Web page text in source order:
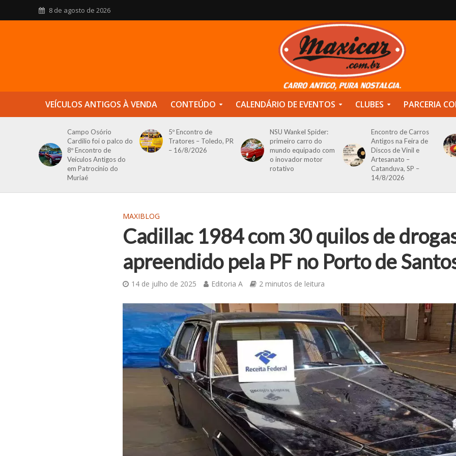
8 de agosto de 2026
VEÍCULOS ANTIGOS À VENDA CONTEÚDO CALENDÁRIO DE EVENTOS CLUBES PARCERIA
Campo Osório
Cardilio foi o palco do
8º Encontro de
Veículos Antigos do
em Patrocínio do
Muriaé
5º Encontro de
Tratores – Toledo, PR
– 16/8/2026
NSU Wankel Spider:
primeiro carro do
mundo equipado com
o inovador motor
rotativo
Encontro de Carros
Antigos na Feira de
Discos de Vinil e
Artesanato –
Catanduva, SP –
14/8/2026
MAXIBLOG
Cadillac 1984 com 30 quilos de
apreendido pela PF no Porto de
14 de julho de 2025 Editoria A 2 minutos de leitura